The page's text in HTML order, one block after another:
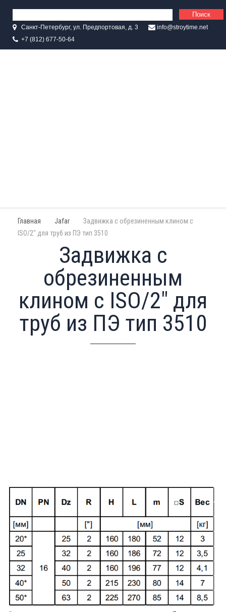
Санкт-Петербург, ул. Предпортовая, д. 3
info@stroytime.net
+7 (812) 677-50-64
Главная Jafar
Задвижка с обрезиненным клином с
ISO/2" для труб из ПЭ тип 3510
Задвижка с
обрезиненным
клином с ISO/2" для
труб из ПЭ тип 3510